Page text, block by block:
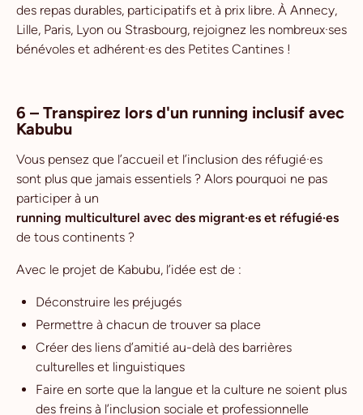
des repas durables, participatifs et à prix libre. À Annecy,
Lille, Paris, Lyon ou Strasbourg, rejoignez les nombreux·ses
bénévoles et adhérent·es des Petites Cantines !
6 – Transpirez lors d'un running inclusif avec
Kabubu
Vous pensez que l’accueil et l’inclusion des réfugié·es
sont plus que jamais essentiels ? Alors pourquoi ne pas
participer à un
running multiculturel avec des migrant·es et réfugié·es
de tous continents ?
Avec le projet de Kabubu, l’idée est de :
Déconstruire les préjugés
Permettre à chacun de trouver sa place
Créer des liens d’amitié au-delà des barrières
culturelles et linguistiques
Faire en sorte que la langue et la culture ne soient plus
des freins à l’inclusion sociale et professionnelle